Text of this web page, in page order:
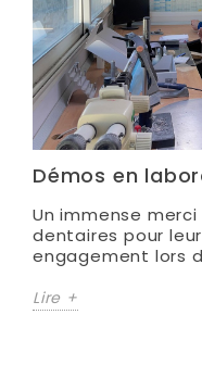
Démos en
Un immense
dentaires pour
engagement lors
Lire +